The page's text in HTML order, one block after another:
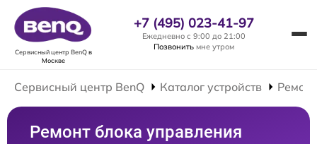
Сервисный центр BenQв
Москве
+7 (495) 023-41-97
Ежедневно с 9:00 до 21:00
Позвонить мне утром
Сервисный центр BenQ Каталог устройств
Ремонт блока управления